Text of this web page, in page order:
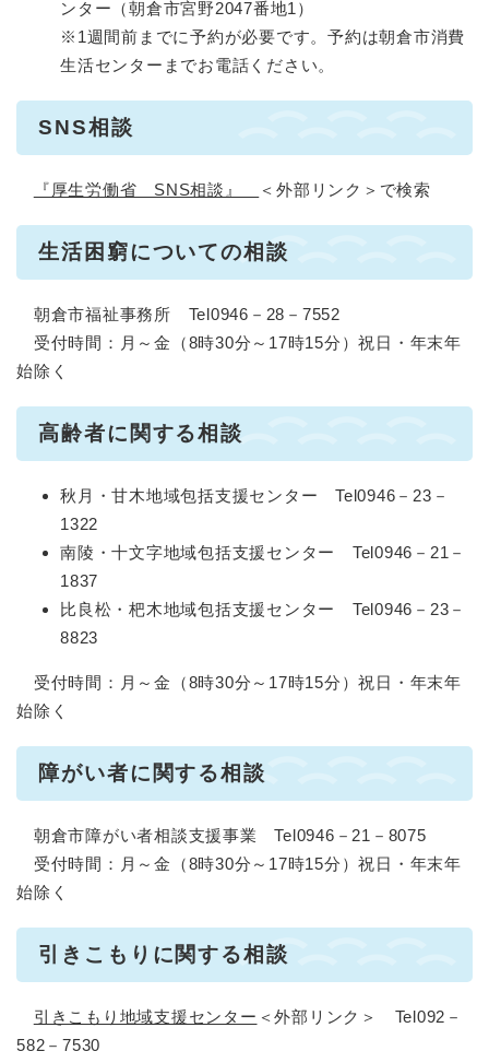
ンター（朝倉市宮野2047番地1）
※1週間前までに予約が必要です。予約は朝倉市消費
生活センターまでお電話ください。
SNS相談
『厚生労働省 SNS相談』 ＜外部リンク＞ で検索
生活困窮についての相談
朝倉市福祉事務所 Tel0946－28－7552
受付時間：月～金（8時30分～17時15分）祝日・年末年
始除く
高齢者に関する相談
秋月・甘木地域包括支援センター Tel0946－23－
1322
南陵・十文字地域包括支援センター Tel0946－21－
1837
比良松・杷木地域包括支援センター Tel0946－23－
8823
受付時間：月～金（8時30分～17時15分）祝日・年末年
始除く
障がい者に関する相談
朝倉市障がい者相談支援事業 Tel0946－21－8075
受付時間：月～金（8時30分～17時15分）祝日・年末年
始除く
引きこもりに関する相談
引きこもり地域支援センター ＜外部リンク＞
Tel092－
582－7530